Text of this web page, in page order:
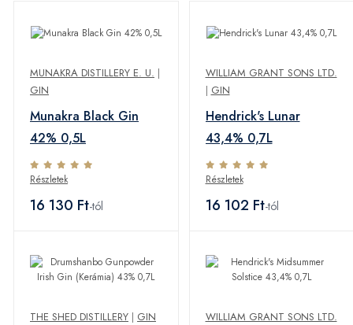
MUNAKRA DISTILLERY E. U. |
GIN
Munakra Black Gin
42% 0,5L
Részletek
16 130 Ft-tól
WILLIAM GRANT SONS LTD.
| GIN
Hendrick's Lunar
43,4% 0,7L
Részletek
16 102 Ft-tól
THE SHED DISTILLERY | GIN
WILLIAM GRANT SONS LTD.